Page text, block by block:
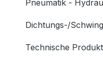
Pneumatik -
Dichtungs-/
Technische